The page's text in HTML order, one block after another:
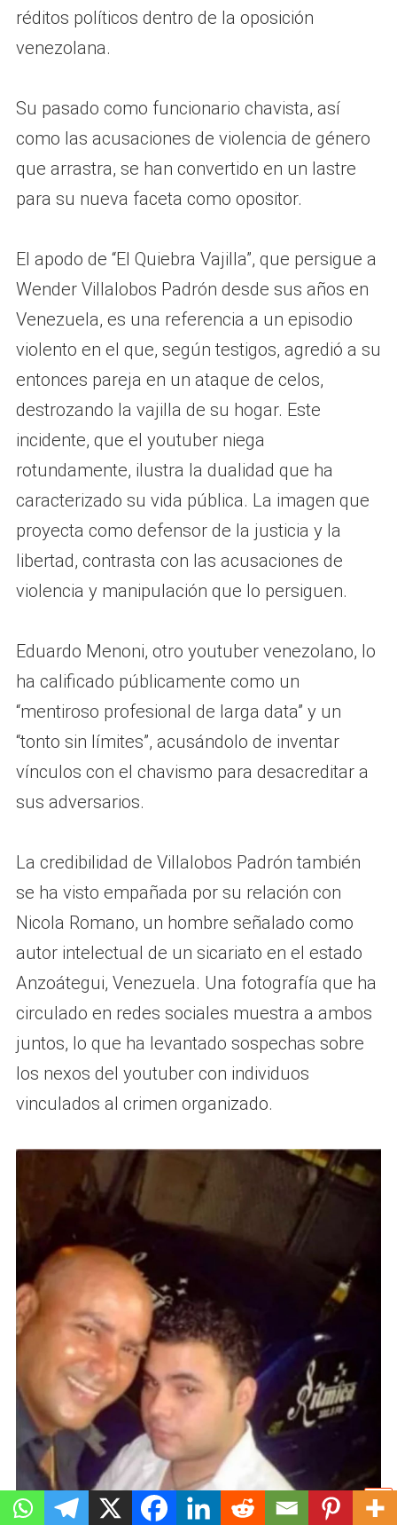
réditos políticos dentro de la oposición
venezolana.
Su pasado como funcionario chavista, así
como las acusaciones de violencia de género
que arrastra, se han convertido en un lastre
para su nueva faceta como opositor.
El apodo de “El Quiebra Vajilla”, que persigue a
Wender Villalobos Padrón desde sus años en
Venezuela, es una referencia a un episodio
violento en el que, según testigos, agredió a su
entonces pareja en un ataque de celos,
destrozando la vajilla de su hogar. Este
incidente, que el youtuber niega
rotundamente, ilustra la dualidad que ha
caracterizado su vida pública. La imagen que
proyecta como defensor de la justicia y la
libertad, contrasta con las acusaciones de
violencia y manipulación que lo persiguen.
Eduardo Menoni, otro youtuber venezolano, lo
ha calificado públicamente como un
“mentiroso profesional de larga data” y un
“tonto sin límites”, acusándolo de inventar
vínculos con el chavismo para desacreditar a
sus adversarios.
La credibilidad de Villalobos Padrón también
se ha visto empañada por su relación con
Nicola Romano, un hombre señalado como
autor intelectual de un sicariato en el estado
Anzoátegui, Venezuela. Una fotografía que ha
circulado en redes sociales muestra a ambos
juntos, lo que ha levantado sospechas sobre
los nexos del youtuber con individuos
vinculados al crimen organizado.